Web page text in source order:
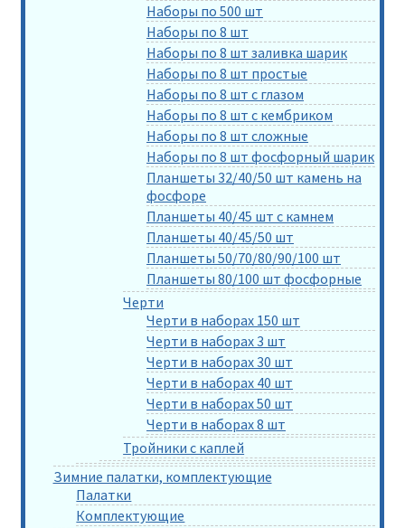
Наборы по 500 шт
Наборы по 8 шт
Наборы по 8 шт заливка шарик
Наборы по 8 шт простые
Наборы по 8 шт с глазом
Наборы по 8 шт с кембриком
Наборы по 8 шт сложные
Наборы по 8 шт фосфорный шарик
Планшеты 32/40/50 шт камень на
фосфоре
Планшеты 40/45 шт с камнем
Планшеты 40/45/50 шт
Планшеты 50/70/80/90/100 шт
Планшеты 80/100 шт фосфорные
Черти
Черти в наборах 150 шт
Черти в наборах 3 шт
Черти в наборах 30 шт
Черти в наборах 40 шт
Черти в наборах 50 шт
Черти в наборах 8 шт
Тройники с каплей
Зимние палатки, комплектующие
Палатки
Комплектующие